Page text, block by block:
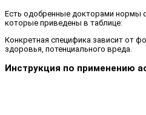
Есть одобренные докторами нормы
которые приведены в таблице:
Конкретная специфика зависит от
здоровья, потенциального вреда.
Инструкция по применению